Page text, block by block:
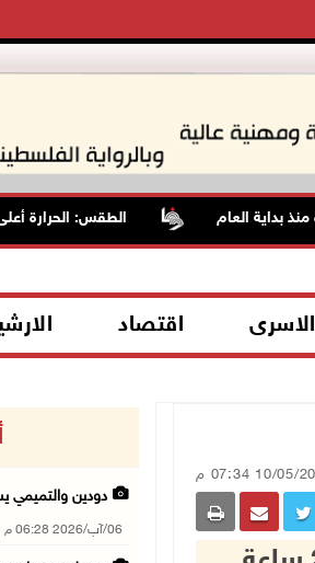
الطقس: الحرارة أعلى من
الاسرى اقتصاد
دودين
06/آب/2026 06:28 م